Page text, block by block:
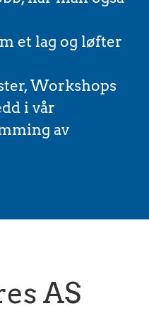
et lag og løfter
Workshops
i vår
av
AS